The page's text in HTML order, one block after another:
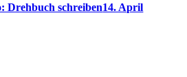
Drehbuch schreiben14. April